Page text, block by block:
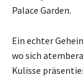
Palace Garden.
Ein echter
wo sich
Kulisse